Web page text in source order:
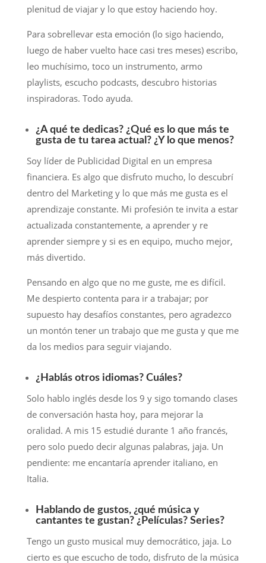
plenitud de viajar y lo que estoy haciendo hoy.
Para sobrellevar esta emoción (lo sigo haciendo,
luego de haber vuelto hace casi tres meses) escribo,
leo muchísimo, toco un instrumento, armo
playlists, escucho podcasts, descubro historias
inspiradoras. Todo ayuda.
¿A qué te dedicas? ¿Qué es lo que más te
gusta de tu tarea actual? ¿Y lo que menos?
Soy líder de Publicidad Digital en un empresa
financiera. Es algo que disfruto mucho, lo descubrí
dentro del Marketing y lo que más me gusta es el
aprendizaje constante. Mi profesión te invita a estar
actualizada constantemente, a aprender y re
aprender siempre y si es en equipo, mucho mejor,
más divertido.
Pensando en algo que no me guste, me es difícil.
Me despierto contenta para ir a trabajar; por
supuesto hay desafíos constantes, pero agradezco
un montón tener un trabajo que me gusta y que me
da los medios para seguir viajando.
¿Hablás otros idiomas? Cuáles?
Solo hablo inglés desde los 9 y sigo tomando clases
de conversación hasta hoy, para mejorar la
oralidad. A mis 15 estudié durante 1 año francés,
pero solo puedo decir algunas palabras, jaja. Un
pendiente: me encantaría aprender italiano, en
Italia.
Hablando de gustos, ¿qué música y
cantantes te gustan? ¿Películas? Series?
Tengo un gusto musical muy democrático, jaja. Lo
cierto es que escucho de todo, disfruto de la música